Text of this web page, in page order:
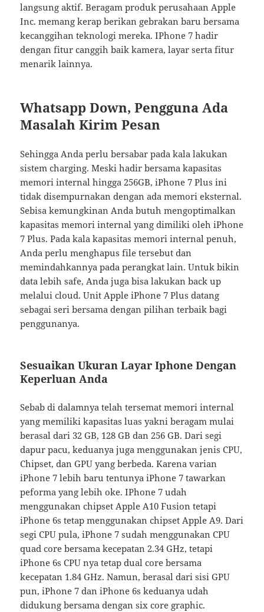
langsung aktif. Beragam produk perusahaan Apple
Inc. memang kerap berikan gebrakan baru bersama
kecanggihan teknologi mereka. IPhone 7 hadir
dengan fitur canggih baik kamera, layar serta fitur
menarik lainnya.
Whatsapp Down, Pengguna Ada
Masalah Kirim Pesan
Sehingga Anda perlu bersabar pada kala lakukan
sistem charging. Meski hadir bersama kapasitas
memori internal hingga 256GB, iPhone 7 Plus ini
tidak disempurnakan dengan ada memori eksternal.
Sebisa kemungkinan Anda butuh mengoptimalkan
kapasitas memori internal yang dimiliki oleh iPhone
7 Plus. Pada kala kapasitas memori internal penuh,
Anda perlu menghapus file tersebut dan
memindahkannya pada perangkat lain. Untuk bikin
data lebih safe, Anda juga bisa lakukan back up
melalui cloud. Unit Apple iPhone 7 Plus datang
sebagai seri bersama dengan pilihan terbaik bagi
penggunanya.
Sesuaikan Ukuran Layar Iphone Dengan
Keperluan Anda
Sebab di dalamnya telah tersemat memori internal
yang memiliki kapasitas luas yakni beragam mulai
berasal dari 32 GB, 128 GB dan 256 GB. Dari segi
dapur pacu, keduanya juga menggunakan jenis CPU,
Chipset, dan GPU yang berbeda. Karena varian
iPhone 7 lebih baru tentunya iPhone 7 tawarkan
peforma yang lebih oke. IPhone 7 udah
menggunakan chipset Apple A10 Fusion tetapi
iPhone 6s tetap menggunakan chipset Apple A9. Dari
segi CPU pula, iPhone 7 sudah menggunakan CPU
quad core bersama kecepatan 2.34 GHz, tetapi
iPhone 6s CPU nya tetap dual core bersama
kecepatan 1.84 GHz. Namun, berasal dari sisi GPU
pun, iPhone 7 dan iPhone 6s keduanya udah
didukung bersama dengan six core graphic.